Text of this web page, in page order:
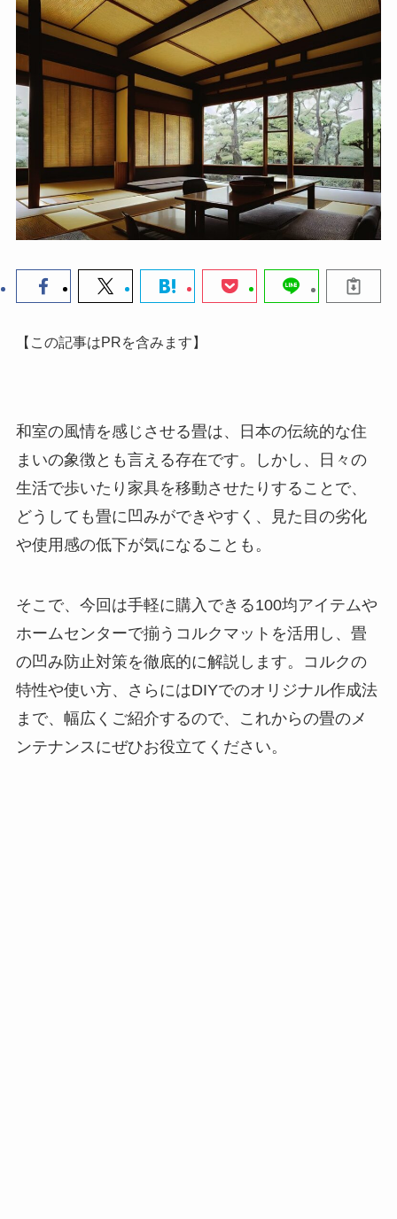
【この記事はPRを含みます】
和室の風情を感じさせる畳は、日本の伝統的な住
まいの象徴とも言える存在です。しかし、日々の
生活で歩いたり家具を移動させたりすることで、
どうしても畳に凹みができやすく、見た目の劣化
や使用感の低下が気になることも。
そこで、今回は手軽に購入できる100均アイテムや
ホームセンターで揃うコルクマットを活用し、畳
の凹み防止対策を徹底的に解説します。コルクの
特性や使い方、さらにはDIYでのオリジナル作成法
まで、幅広くご紹介するので、これからの畳のメ
ンテナンスにぜひお役立てください。